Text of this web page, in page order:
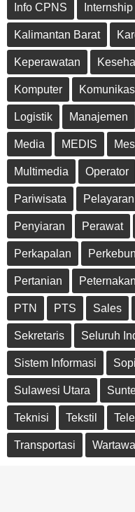
Info CPNS Internship
Kalimantan Barat
Keperawatan
Komputer
Logistik Manajemen
Media MEDIS
Multimedia Operator
Pariwisata Pelayaran
Penyiaran Perawat
Perkapalan
Pertanian Peternakan
PTN PTS Sales
Sekretaris Seluruh
Sistem Informasi
Sulawesi Utara
Teknisi Tekstil
Transportasi